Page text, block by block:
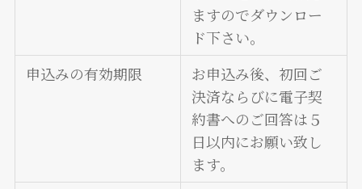
ますのでダウンロー
ド下さい。
申込みの有効期限
お申込み後、初回ご
決済ならびに電子契
約書へのご回答は５
日以内にお願い致し
ます。